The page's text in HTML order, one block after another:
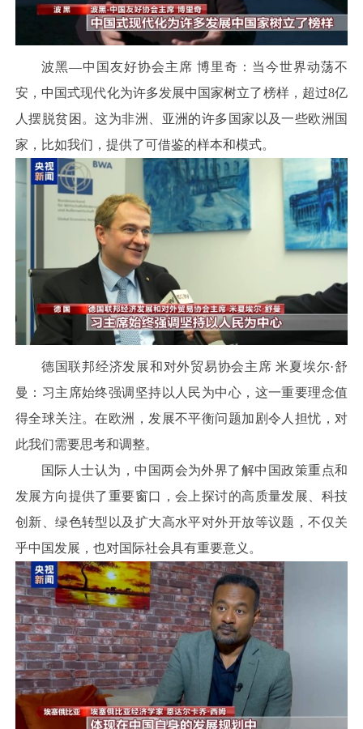
波黑—中国友好协会主席 博里奇：当今世界动荡不
安，中国式现代化为许多发展中国家树立了榜样，超过8亿
人摆脱贫困。这为非洲、亚洲的许多国家以及一些欧洲国
家，比如我们，提供了可借鉴的样本和模式。
德国联邦经济发展和对外贸易协会主席 米夏埃尔·舒
曼：习主席始终强调坚持以人民为中心，这一重要理念值
得全球关注。在欧洲，发展不平衡问题加剧令人担忧，对
此我们需要思考和调整。
国际人士认为，中国两会为外界了解中国政策重点和
发展方向提供了重要窗口，会上探讨的高质量发展、科技
创新、绿色转型以及扩大高水平对外开放等议题，不仅关
乎中国发展，也对国际社会具有重要意义。